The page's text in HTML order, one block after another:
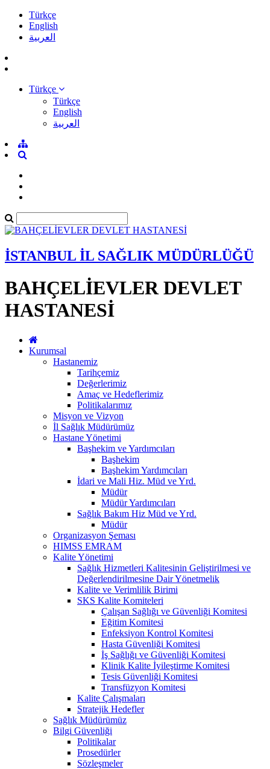
Türkçe
English
العربية
Türkçe
Türkçe
English
العربية
İSTANBUL İL SAĞLIK MÜDÜRLÜĞÜ
BAHÇELİEVLER DEVLET
HASTANESİ
Kurumsal
Hastanemiz
Tarihçemiz
Değerlerimiz
Amaç ve Hedeflerimiz
Politikalarımız
Misyon ve Vizyon
İl Sağlık Müdürümüz
Hastane Yönetimi
Başhekim ve Yardımcıları
Başhekim
Başhekim Yardımcıları
İdari ve Mali Hiz. Müd ve Yrd.
Müdür
Müdür Yardımcıları
Sağlık Bakım Hiz Müd ve Yrd.
Müdür
Organizasyon Şeması
HIMSS EMRAM
Kalite Yönetimi
Sağlık Hizmetleri Kalitesinin Geliştirilmesi ve
Değerlendirilmesine Dair Yönetmelik
Kalite ve Verimlilik Birimi
SKS Kalite Komiteleri
Çalışan Sağlığı ve Güvenliği Komitesi
Eğitim Komitesi
Enfeksiyon Kontrol Komitesi
Hasta Güvenliği Komitesi
İş Sağlığı ve Güvenliği Komitesi
Klinik Kalite İyileştirme Komitesi
Tesis Güvenliği Komitesi
Transfüzyon Komitesi
Kalite Çalışmaları
Stratejik Hedefler
Sağlık Müdürümüz
Bilgi Güvenliği
Politikalar
Prosedürler
Sözleşmeler